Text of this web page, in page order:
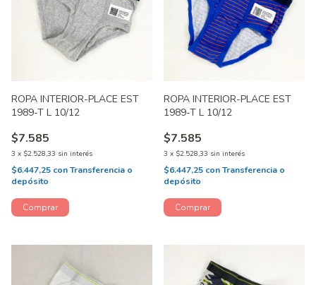
ROPA INTERIOR-PLACE EST
1989-T L 10/12
$7.585
3 x $2.528,33 sin interés
$6.447,25 conTransferencia o
depósito
ROPA INTERIOR-PLACE EST
1989-T L 10/12
$7.585
3 x $2.528,33 sin interés
$6.447,25 conTransferencia o
depósito